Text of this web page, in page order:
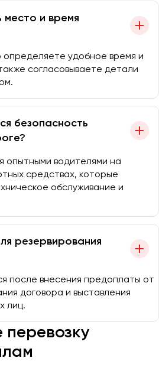
и время
удобное время и
согласовываете детали
безопасность
опытными водителями на
средствах, которые
обслуживание и
резервирования
после внесения предоплаты от
договора и выставления
лиц.
перевозку